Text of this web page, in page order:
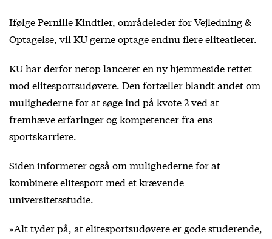
Ifølge Pernille Kindtler, områdeleder for Vejledning &
Optagelse, vil KU gerne optage endnu flere eliteatleter.
KU har derfor netop lanceret en ny hjemmeside rettet
mod elitesportsudøvere. Den fortæller blandt andet om
mulighederne for at søge ind på kvote 2 ved at
fremhæve erfaringer og kompetencer fra ens
sportskarriere.
Siden informerer også om mulighederne for at
kombinere elitesport med et krævende
universitetsstudie.
»Alt tyder på, at elitesportsudøvere er gode studerende,